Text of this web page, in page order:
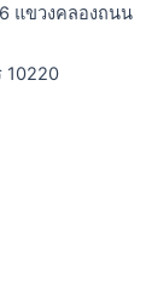
แขวงคลองถนน
10220